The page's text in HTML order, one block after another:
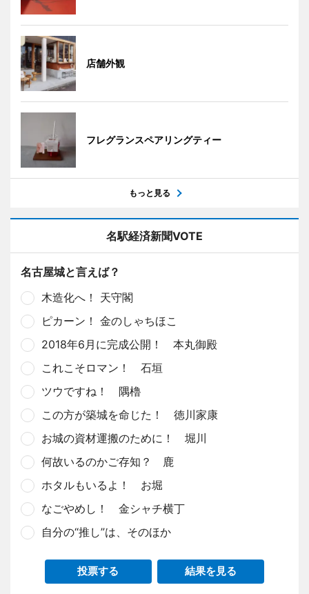
店舗外観
フレグランスペアリングティー
もっと見る
名駅経済新聞VOTE
名古屋城と言えば？
木造化へ！ 天守閣
ピカーン！ 金のしゃちほこ
2018年6月に完成公開！ 本丸御殿
これこそロマン！ 石垣
ツウですね！ 隅櫓
この方が築城を命じた！ 徳川家康
お城の資材運搬のために！ 堀川
何故いるのかご存知？ 鹿
ホタルもいるよ！ お堀
なごやめし！ 金シャチ横丁
自分の“推し”は、そのほか
投票する 結果を見る